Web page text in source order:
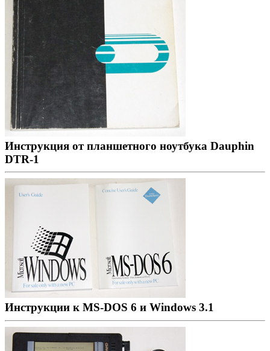
Инструкция от планшетного ноутбука Dauphin
DTR-1
Инструкции к MS-DOS 6 и Windows 3.1